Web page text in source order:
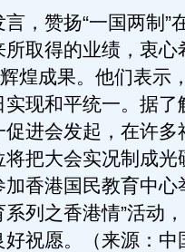
赞扬“一国两制”
取得的业绩，衷心
煌成果。他们表示
实现和平统一。据
进会发起，在许多
把大会实况制成光
香港国民教育中心
列之香港情”活动
祝愿。（来源：中